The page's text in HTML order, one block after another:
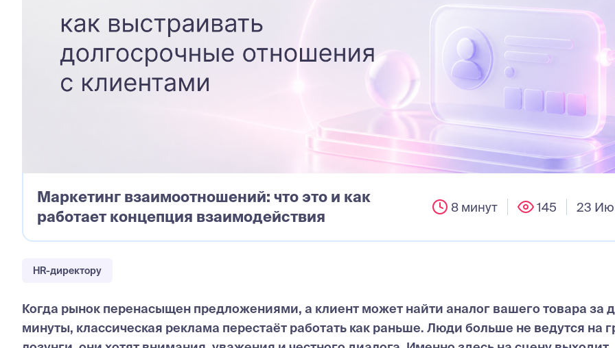
Маркетинг взаимоотношений: что это и как
работает концепция взаимодействия
8 минут 145 23
HR-директору
Когда рынок перенасыщен предложениями, а клиент может найти аналог вашего товара за
минуты, классическая реклама перестаёт работать как раньше. Люди больше не ведутся на